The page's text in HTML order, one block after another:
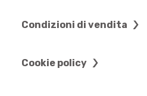
Condizioni di vendita
Cookie policy